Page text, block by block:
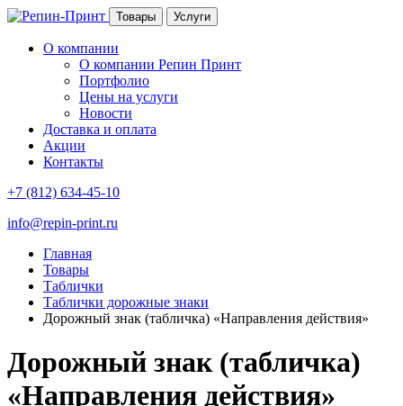
Товары Услуги
О компании
О компании Репин Принт
Портфолио
Цены на услуги
Новости
Доставка и оплата
Акции
Контакты
+7 (812) 634-45-10
info@repin-print.ru
Главная
Товары
Таблички
Таблички дорожные знаки
Дорожный знак (табличка) «Направления действия»
Дорожный знак (табличка)
«Направления действия»